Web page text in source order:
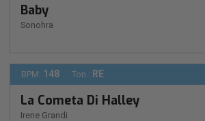
Baby
Sonohra
BPM: 148 Ton.: RE
La Cometa Di Halley
Irene Grandi